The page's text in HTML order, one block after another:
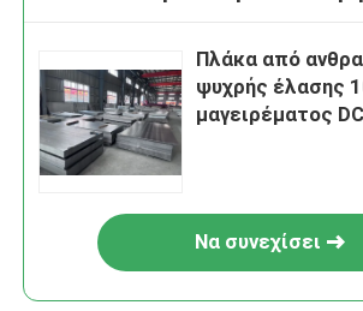
Πλάκα από
ψυχρής έλασης
μαγειρέματος
Να συνεχίσει